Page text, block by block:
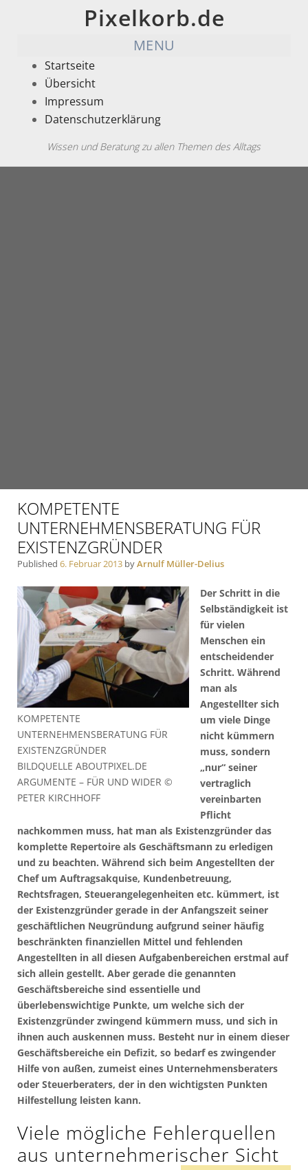
Pixelkorb.de
MENU
Startseite
Übersicht
Impressum
Datenschutzerklärung
Wissen und Beratung zu allen Themen des Alltags
KOMPETENTE
UNTERNEHMENSBERATUNG FÜR
EXISTENZGRÜNDER
Published 6. Februar 2013 byArnulf Müller-Delius
KOMPETENTE
UNTERNEHMENSBERATUNG FÜR
EXISTENZGRÜNDER
BILDQUELLE ABOUTPIXEL.DE
ARGUMENTE – FÜR UND WIDER ©
PETER KIRCHHOFF
Der Schritt in die
Selbständigkeit ist
für vielen
Menschen ein
entscheidender
Schritt. Während
man als
Angestellter sich
um viele Dinge
nicht kümmern
muss, sondern
„nur“ seiner
vertraglich
vereinbarten
Pflicht
nachkommen muss, hat man als Existenzgründer das
komplette Repertoire als Geschäftsmann zu erledigen
und zu beachten. Während sich beim Angestellten der
Chef um Auftragsakquise, Kundenbetreuung,
Rechtsfragen, Steuerangelegenheiten etc. kümmert, ist
der Existenzgründer gerade in der Anfangszeit seiner
geschäftlichen Neugründung aufgrund seiner häufig
beschränkten finanziellen Mittel und fehlenden
Angestellten in all diesen Aufgabenbereichen erstmal auf
sich allein gestellt. Aber gerade die genannten
Geschäftsbereiche sind essentielle und
überlebenswichtige Punkte, um welche sich der
Existenzgründer zwingend kümmern muss, und sich in
ihnen auch auskennen muss. Besteht nur in einem dieser
Geschäftsbereiche ein Defizit, so bedarf es zwingender
Hilfe von außen, zumeist eines Unternehmensberaters
oder Steuerberaters, der in den wichtigsten Punkten
Hilfestellung leisten kann.
Viele mögliche Fehlerquellen
aus unternehmerischer Sicht